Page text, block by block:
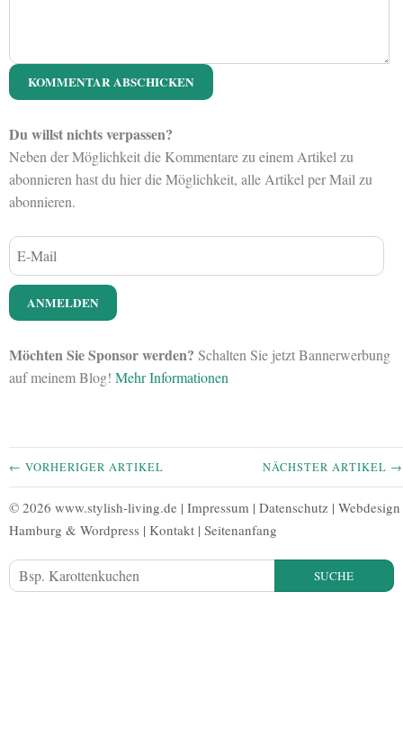
Du willst nichts verpassen?
Neben der Möglichkeit die Kommentare zu einem Artikel zu
abonnieren hast du hier die Möglichkeit, alle Artikel per Mail zu
abonnieren.
Möchten Sie Sponsor werden? Schalten Sie jetzt Bannerwerbung
auf meinem Blog! Mehr Informationen
← VORHERIGER ARTIKEL NÄCHSTER ARTIKEL →
© 2026 www.stylish-living.de | Impressum | Datenschutz | Webdesign
Hamburg & Wordpress | Kontakt | Seitenanfang
SUCHE